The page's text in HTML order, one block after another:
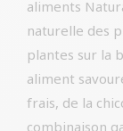
aliments
naturelle des
plantes sur la
aliment
frais, de la
combinaison